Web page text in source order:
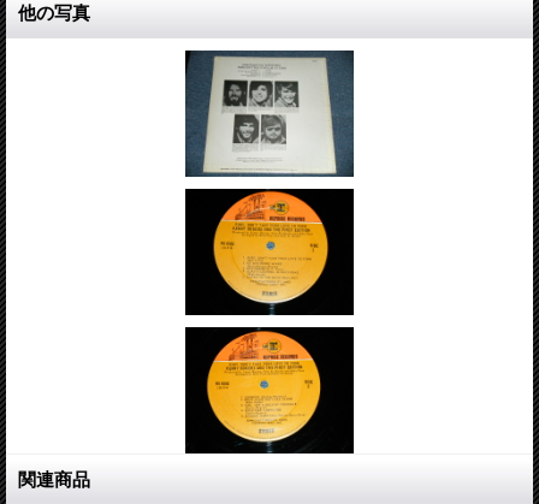
他の写真
関連商品